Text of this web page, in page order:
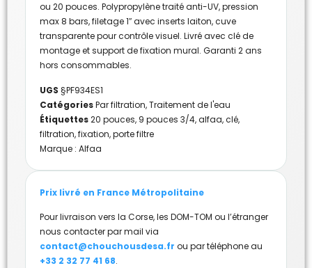
ou 20 pouces. Polypropylène traité anti-UV, pression
max 8 bars, filetage 1″ avec inserts laiton, cuve
transparente pour contrôle visuel. Livré avec clé de
montage et support de fixation mural. Garanti 2 ans
hors consommables.
UGS §PF934ES1
CatégoriesPar filtration,Traitement de l'eau
Étiquettes20 pouces, 9 pouces 3/4,alfaa,clé,
filtration,fixation,porte filtre
Marque : Alfaa
Prix livré en France Métropolitaine
Pour livraison vers la Corse, les DOM-TOM ou l’étranger
nous contacter par mail via
contact@chouchousdesa.fr ou par téléphone au
+33 2 32 77 41 68.